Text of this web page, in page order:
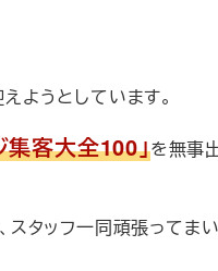
ようとしています。
集客大全100」を無事
タッフ一同頑張ってま